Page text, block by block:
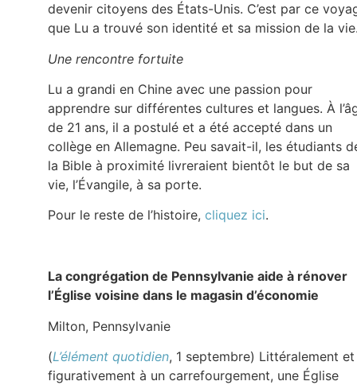
devenir citoyens des États-Unis. C’est par ce
que Lu a trouvé son identité et sa mission de la
Une rencontre fortuite
Lu a grandi en Chine avec une passion pour
apprendre sur différentes cultures et langues. À
de 21 ans, il a postulé et a été accepté dans un
collège en Allemagne. Peu savait-il, les étudiants
la Bible à proximité livreraient bientôt le but de sa
vie, l’Évangile, à sa porte.
Pour le reste de l’histoire, cliquez ici.
La congrégation de Pennsylvanie aide à rénover
l’Église voisine dans le magasin d’économie
Milton, Pennsylvanie
(L’élément quotidien, 1 septembre) Littéralement et
figurativement à un carrefourgement, une Église